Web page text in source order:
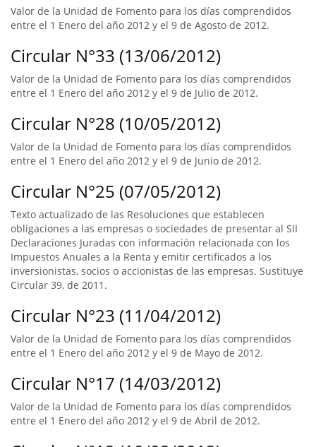
Valor de la Unidad de Fomento para los días comprendidos
entre el 1 Enero del año 2012 y el 9 de Agosto de 2012.
Circular N°33 (13/06/2012)
Valor de la Unidad de Fomento para los días comprendidos
entre el 1 Enero del año 2012 y el 9 de Julio de 2012.
Circular N°28 (10/05/2012)
Valor de la Unidad de Fomento para los días comprendidos
entre el 1 Enero del año 2012 y el 9 de Junio de 2012.
Circular N°25 (07/05/2012)
Texto actualizado de las Resoluciones que establecen
obligaciones a las empresas o sociedades de presentar al SII
Declaraciones Juradas con información relacionada con los
Impuestos Anuales a la Renta y emitir certificados a los
inversionistas, socios o accionistas de las empresas. Sustituye
Circular 39, de 2011.
Circular N°23 (11/04/2012)
Valor de la Unidad de Fomento para los días comprendidos
entre el 1 Enero del año 2012 y el 9 de Mayo de 2012.
Circular N°17 (14/03/2012)
Valor de la Unidad de Fomento para los días comprendidos
entre el 1 Enero del año 2012 y el 9 de Abril de 2012.